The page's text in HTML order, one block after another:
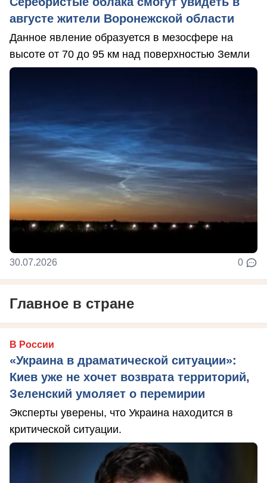
августе жители Воронежской области
Данное явление образуется в мезосфере на
высоте от 70 до 95 км над поверхностью Земли
30.07.2026 0
Главное в стране
В России
«Украина в драматической ситуации»:
Киев уже не хочет возврата территорий,
Зеленский умоляет о перемирии
Эксперты уверены, что Украина находится в
критической ситуации.